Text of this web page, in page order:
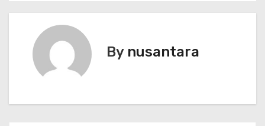
s
v
By nusantara